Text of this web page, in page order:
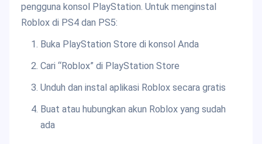
pengguna konsol PlayStation. Untuk menginstal
Roblox di PS4 dan PS5:
Buka PlayStation Store di konsol Anda
Cari “Roblox” di PlayStation Store
Unduh dan instal aplikasi Roblox secara gratis
Buat atau hubungkan akun Roblox yang sudah
ada